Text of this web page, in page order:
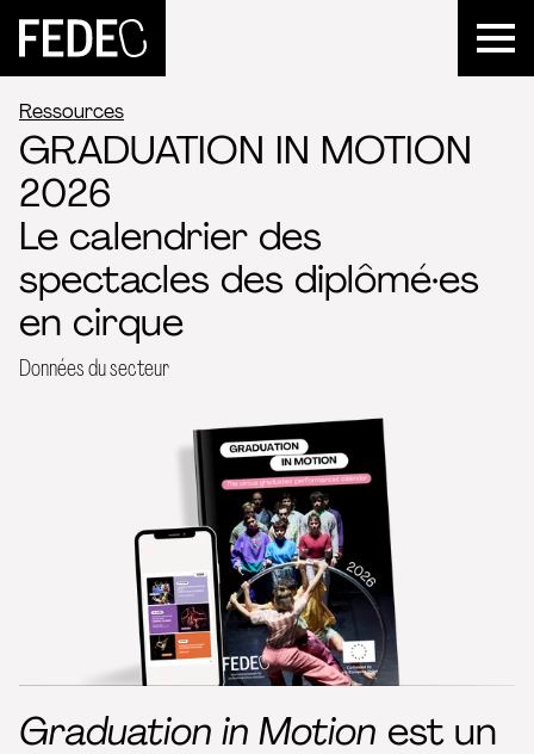
FEDEC
Ressources
GRADUATION IN MOTION
2026
Le calendrier des
spectacles des diplômé·es
en cirque
Données du secteur
Graduation in Motion est un